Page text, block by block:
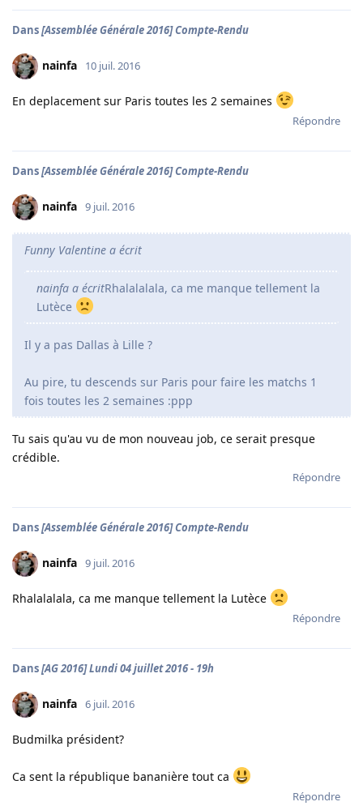
Dans[Assemblée Générale 2016] Compte-Rendu
nainfa 10 juil. 2016
En deplacement sur Paris toutes les 2 semaines
Répondre
Dans[Assemblée Générale 2016] Compte-Rendu
nainfa 9 juil. 2016
Funny Valentine a écrit
nainfa a écritRhalalalala, ca me manque tellement la
Lutèce
Il y a pas Dallas à Lille ?
Au pire, tu descends sur Paris pour faire les matchs 1
fois toutes les 2 semaines :ppp
Tu sais qu'au vu de mon nouveau job, ce serait presque
crédible.
Répondre
Dans[Assemblée Générale 2016] Compte-Rendu
nainfa 9 juil. 2016
Rhalalalala, ca me manque tellement la Lutèce
Répondre
Dans[AG 2016] Lundi 04 juillet 2016 - 19h
nainfa 6 juil. 2016
Budmilka président?
Ca sent la république bananière tout ca
Répondre